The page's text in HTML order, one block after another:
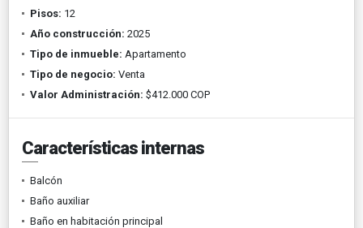
Pisos: 12
Año construcción: 2025
Tipo de inmueble: Apartamento
Tipo de negocio: Venta
Valor Administración: $412.000 COP
Características internas
Balcón
Baño auxiliar
Baño en habitación principal